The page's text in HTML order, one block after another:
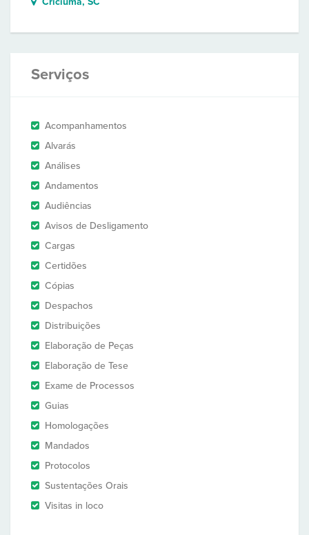
Serviços
Acompanhamentos
Alvarás
Análises
Andamentos
Audiências
Avisos de Desligamento
Cargas
Certidões
Cópias
Despachos
Distribuições
Elaboração de Peças
Elaboração de Tese
Exame de Processos
Guias
Homologações
Mandados
Protocolos
Sustentações Orais
Visitas in loco